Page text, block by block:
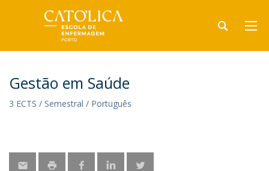
Gestão em Saúde
3 ECTS / Semestral / Português